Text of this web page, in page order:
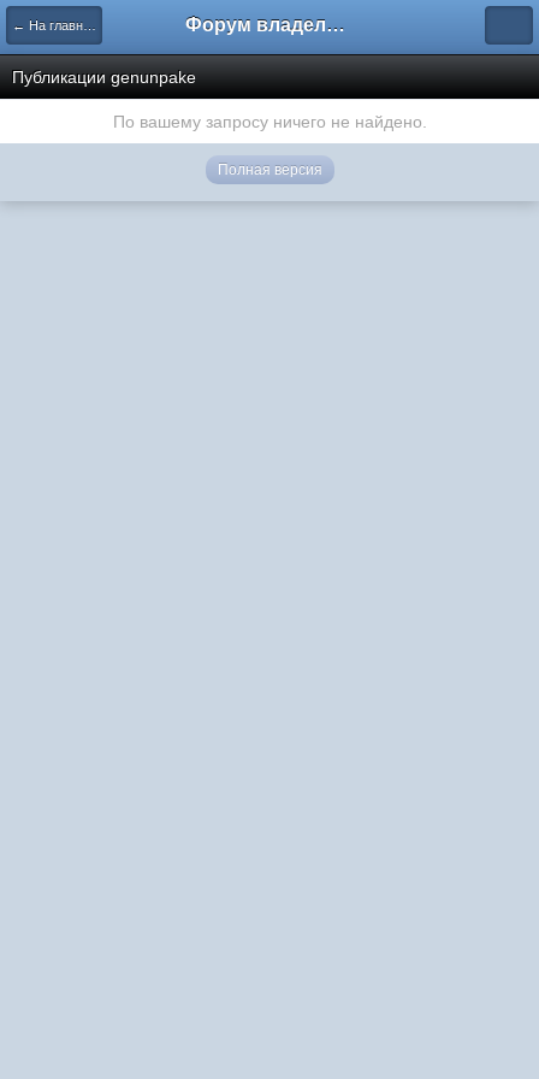
← На главную Форум владельцев интернет-магазинов
Публикации genunpake
По вашему запросу ничего не найдено.
Полная версия